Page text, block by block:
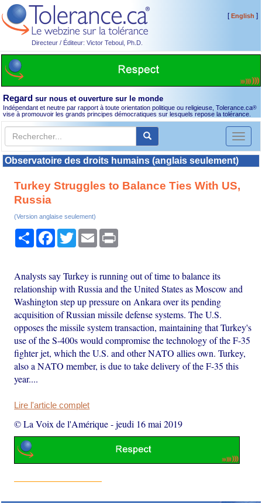
Directeur / Éditeur: Victor Teboul, Ph.D.
[English ]
Regard sur nous et ouverture sur le monde
Indépendant et neutre par rapport à toute orientation politique ou religieuse, Tolerance.ca®
vise à promouvoir les grands principes démocratiques sur lesquels repose la tolérance.
Toggle
Observatoire des droits humains (anglais seulement)
Turkey Struggles to Balance Ties With US,
Russia
(Version anglaise seulement)
PartagerFacebook
TwitterEmail
Analysts say Turkey is running out of time to balance its
relationship with Russia and the United States as Moscow and
Washington step up pressure on Ankara over its pending
acquisition of Russian missile defense systems. The U.S.
opposes the missile system transaction, maintaining that Turkey's
use of the S-400s would compromise the technology of the F-35
fighter jet, which the U.S. and other NATO allies own. Turkey,
also a NATO member, is due to take delivery of the F-35 this
year....
Lire l'article complet
© La Voix de l'Amérique-jeudi 16 mai 2019